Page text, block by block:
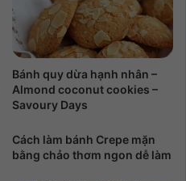
Bánh quy dừa hạnh nhân –
Almond coconut cookies –
Savoury Days
Cách làm bánh Crepe mặn
bằng chảo thơm ngon dễ làm